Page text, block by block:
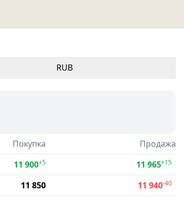
RUB
Покупка
Продажа
11 900+5 11 965+15
11 850 11 940-40